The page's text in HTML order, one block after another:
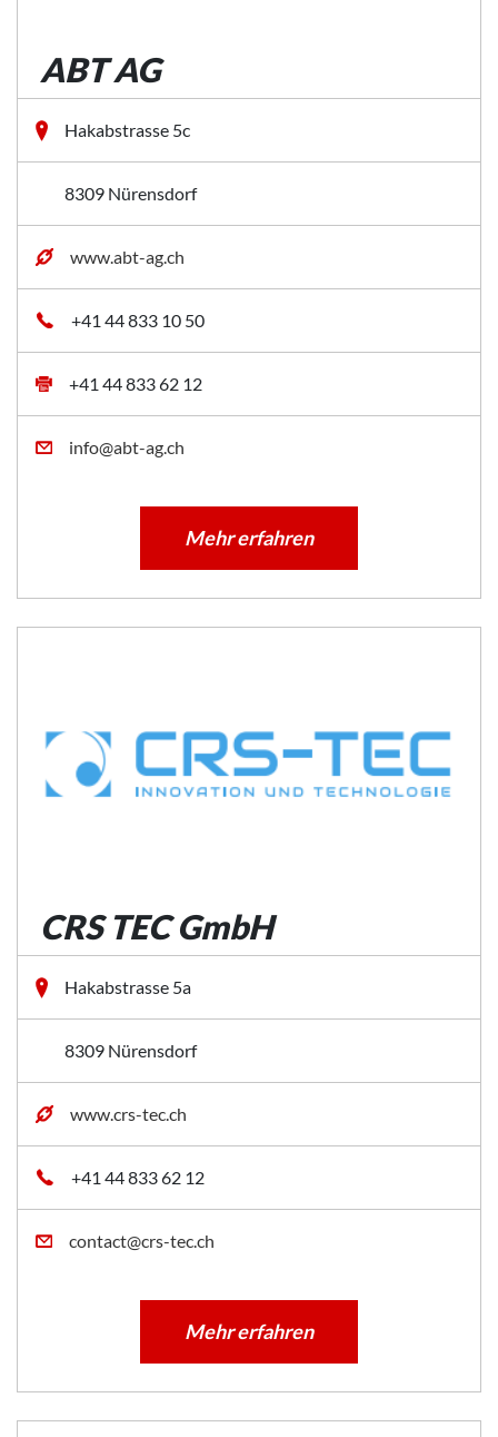
ABT AG
Hakabstrasse 5c
8309 Nürensdorf
www.abt-ag.ch
+41 44 833 10 50
+41 44 833 62 12
info@abt-ag.ch
Mehr erfahren
CRS TEC GmbH
Hakabstrasse 5a
8309 Nürensdorf
www.crs-tec.ch
+41 44 833 62 12
contact@crs-tec.ch
Mehr erfahren